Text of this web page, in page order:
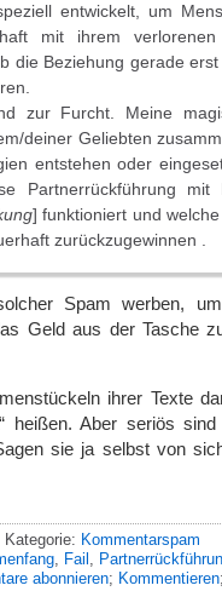
entwickelt, um
mit ihrem verlorenen
die Beziehung gerade
zur Furcht. Meine
deiner Geliebten
entstehen oder
Partnerrückführung mit
] funktioniert und
zurückzugewinnen .
Spam werben,
Geld aus der Tasche
ihrer Texte
heißen. Aber seriös
sie ja selbst von
Kategorie: Kommentarspam
Fail
abonnieren; Kommentieren;